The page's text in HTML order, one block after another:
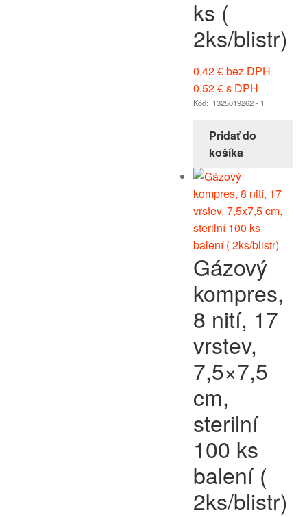
ks (
2ks/blistr)
0,42€bez DPH
0,52€s DPH
Kód: 1325019262 - 1
Pridať do
košíka
Gázový
kompres,
8 nití, 17
vrstev,
7,5×7,5
cm,
sterilní
100 ks
balení (
2ks/blistr)